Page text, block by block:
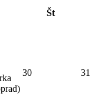
Št
30 31